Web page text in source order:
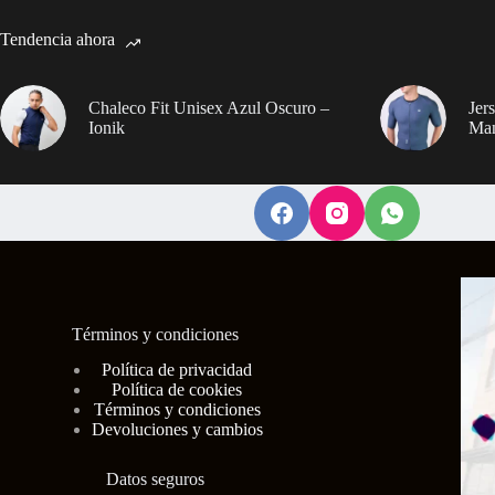
Las
se
pueden
elegir
en
página
pueden
página
de
producto
Tendencia ahora
Chaleco Fit Unisex Azul Oscuro –
Ionik
Términos y condiciones
Política de privacidad
Política de cookies
Términos y condiciones
Devoluciones y cambios
Datos seguros